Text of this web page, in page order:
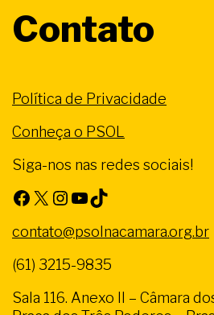
Contato
Política de Privacidade
Conheça o PSOL
Siga-nos nas redes sociais!
Facebook X Instagram Youtube TikTok
contato@psolnacamara.org.br
(61) 3215-9835
Sala 116. Anexo II – Câmara